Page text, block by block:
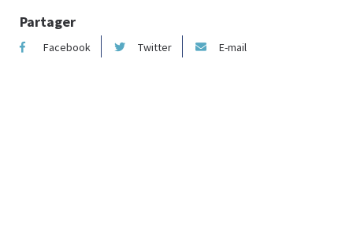
Partager
Facebook Twitter E-mail